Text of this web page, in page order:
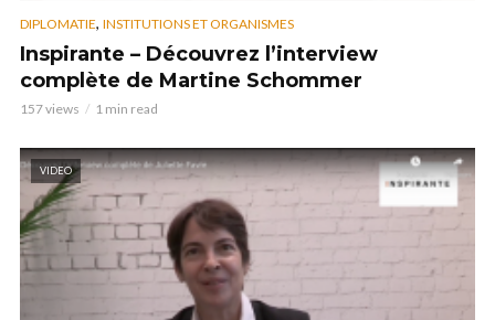
DIPLOMATIE, INSTITUTIONS ET ORGANISMES
Inspirante – Découvrez l’interview
complète de Martine Schommer
157 views 1 min read
VIDEO